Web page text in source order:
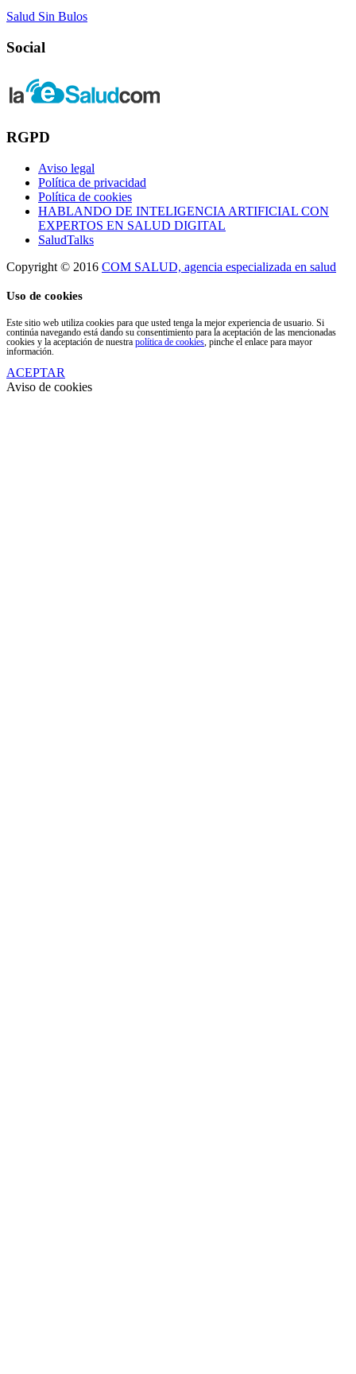
Salud Sin Bulos
Social
RGPD
Aviso legal
Política de privacidad
Política de cookies
HABLANDO DE INTELIGENCIA ARTIFICIAL CON
EXPERTOS EN SALUD DIGITAL
SaludTalks
Copyright © 2016 COM SALUD, agencia especializada en salud
Uso de cookies
Este sitio web utiliza cookies para que usted tenga la mejor experiencia de usuario. Si
continúa navegando está dando su consentimiento para la aceptación de las mencionadas
cookies y la aceptación de nuestra política de cookies , pinche el enlace para mayor
información.
ACEPTAR
Aviso de cookies